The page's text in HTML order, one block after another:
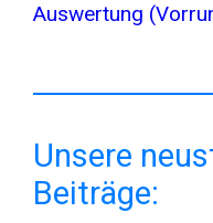
Auswertung
Unsere
Beiträge: